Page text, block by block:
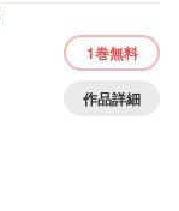
1巻無料
作品詳細